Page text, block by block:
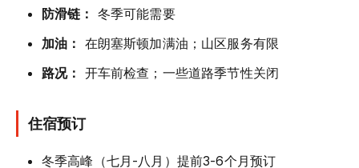
防滑链： 冬季可能需要
加油： 在朗塞斯顿加满油；山区服务有限
路况： 开车前检查；一些道路季节性关闭
住宿预订
冬季高峰（七月-八月）提前3-6个月预订